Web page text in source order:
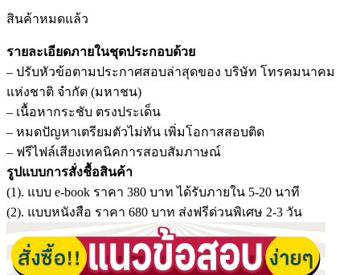
สินค้าหมดแล้ว
รายละเอียดภายในชุดประกอบด้วย
– ปรับหัวข้อตามประกาศสอบล่าสุดของ บริษัท โทรคมนาคม
แห่งชาติ จำกัด (มหาชน)
– เนื้อหากระชับ ตรงประเด็น
– หมดปัญหาเตรียมตัวไม่ทัน เพิ่มโอกาสสอบติด
– ฟรีไฟล์เสียงเทคนิคการสอบสัมภาษณ์
รูปแบบการสั่งชื้อสินค้า
(1). แบบ e-book ราคา 380 บาท ได้รับภายใน 5-20 นาที
(2). แบบหนังสือ ราคา 680 บาท ส่งฟรีด่วนพิเศษ 2-3 วัน